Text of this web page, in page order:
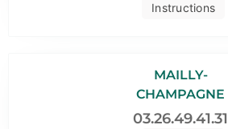
Instructions
MAILLY-
CHAMPAGNE
03.26.49.41.31